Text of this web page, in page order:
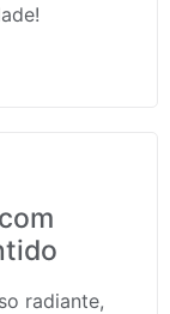
radiante,